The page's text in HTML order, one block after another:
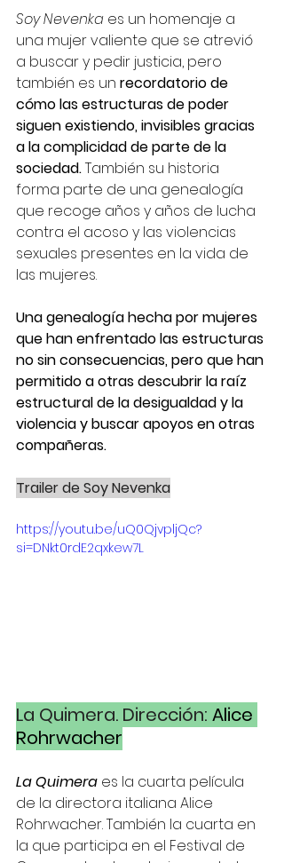
Soy Nevenka es un homenaje a
una mujer valiente que se atrevió
a buscar y pedir justicia, pero
también es un recordatorio de
cómo las estructuras de poder
siguen existiendo, invisibles gracias
a la complicidad de parte de la
sociedad. También su historia
forma parte de una genealogía
que recoge años y años de lucha
contra el acoso y las violencias
sexuales presentes en la vida de
las mujeres.
Una genealogía hecha por mujeres
que han enfrentado las estructuras
no sin consecuencias, pero que han
permitido a otras descubrir la raíz
estructural de la desigualdad y la
violencia y buscar apoyos en otras
compañeras.
Trailer de Soy Nevenka
https://youtu.be/uQ0QjvpljQc?
si=DNkt0rdE2qxkew7L
La Quimera. Dirección: Alice
Rohrwacher
La Quimera es la cuarta película
de la directora italiana Alice
Rohrwacher. También la cuarta en
la que participa en el Festival de